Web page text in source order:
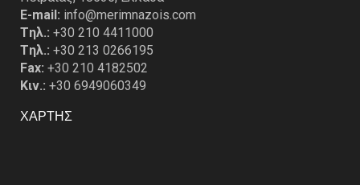
E-mail: info@merimnazois.com
Tηλ.: +30 210 4411000
Tηλ.: +30 213 0266195
Fax: +30 210 4182502
Κιν.: +30 6949060349
ΧΑΡΤΗΣ